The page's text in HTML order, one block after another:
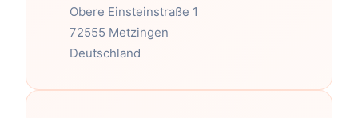
Obere Einsteinstraße 1
72555 Metzingen
Deutschland